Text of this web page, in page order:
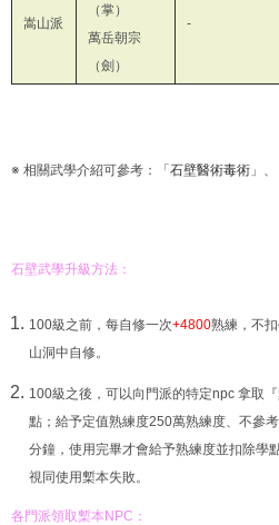
嵩山派
（掌）
萬岳朝宗
（劍）
-
※ 相關武學介紹可參考：「 石壁醫術毒術 」、
石壁武學升級方法：
100級之前，每自修一次+4800熟練，不
山洞中自修。
100級之後，可以向門派的特定npc 拿取
點；給予定值熟練度250萬熟練度、不參
分鐘，使用完畢才會給予熟練度並扣除學
視同使用槧本失敗。
各門派領取槧本NPC：